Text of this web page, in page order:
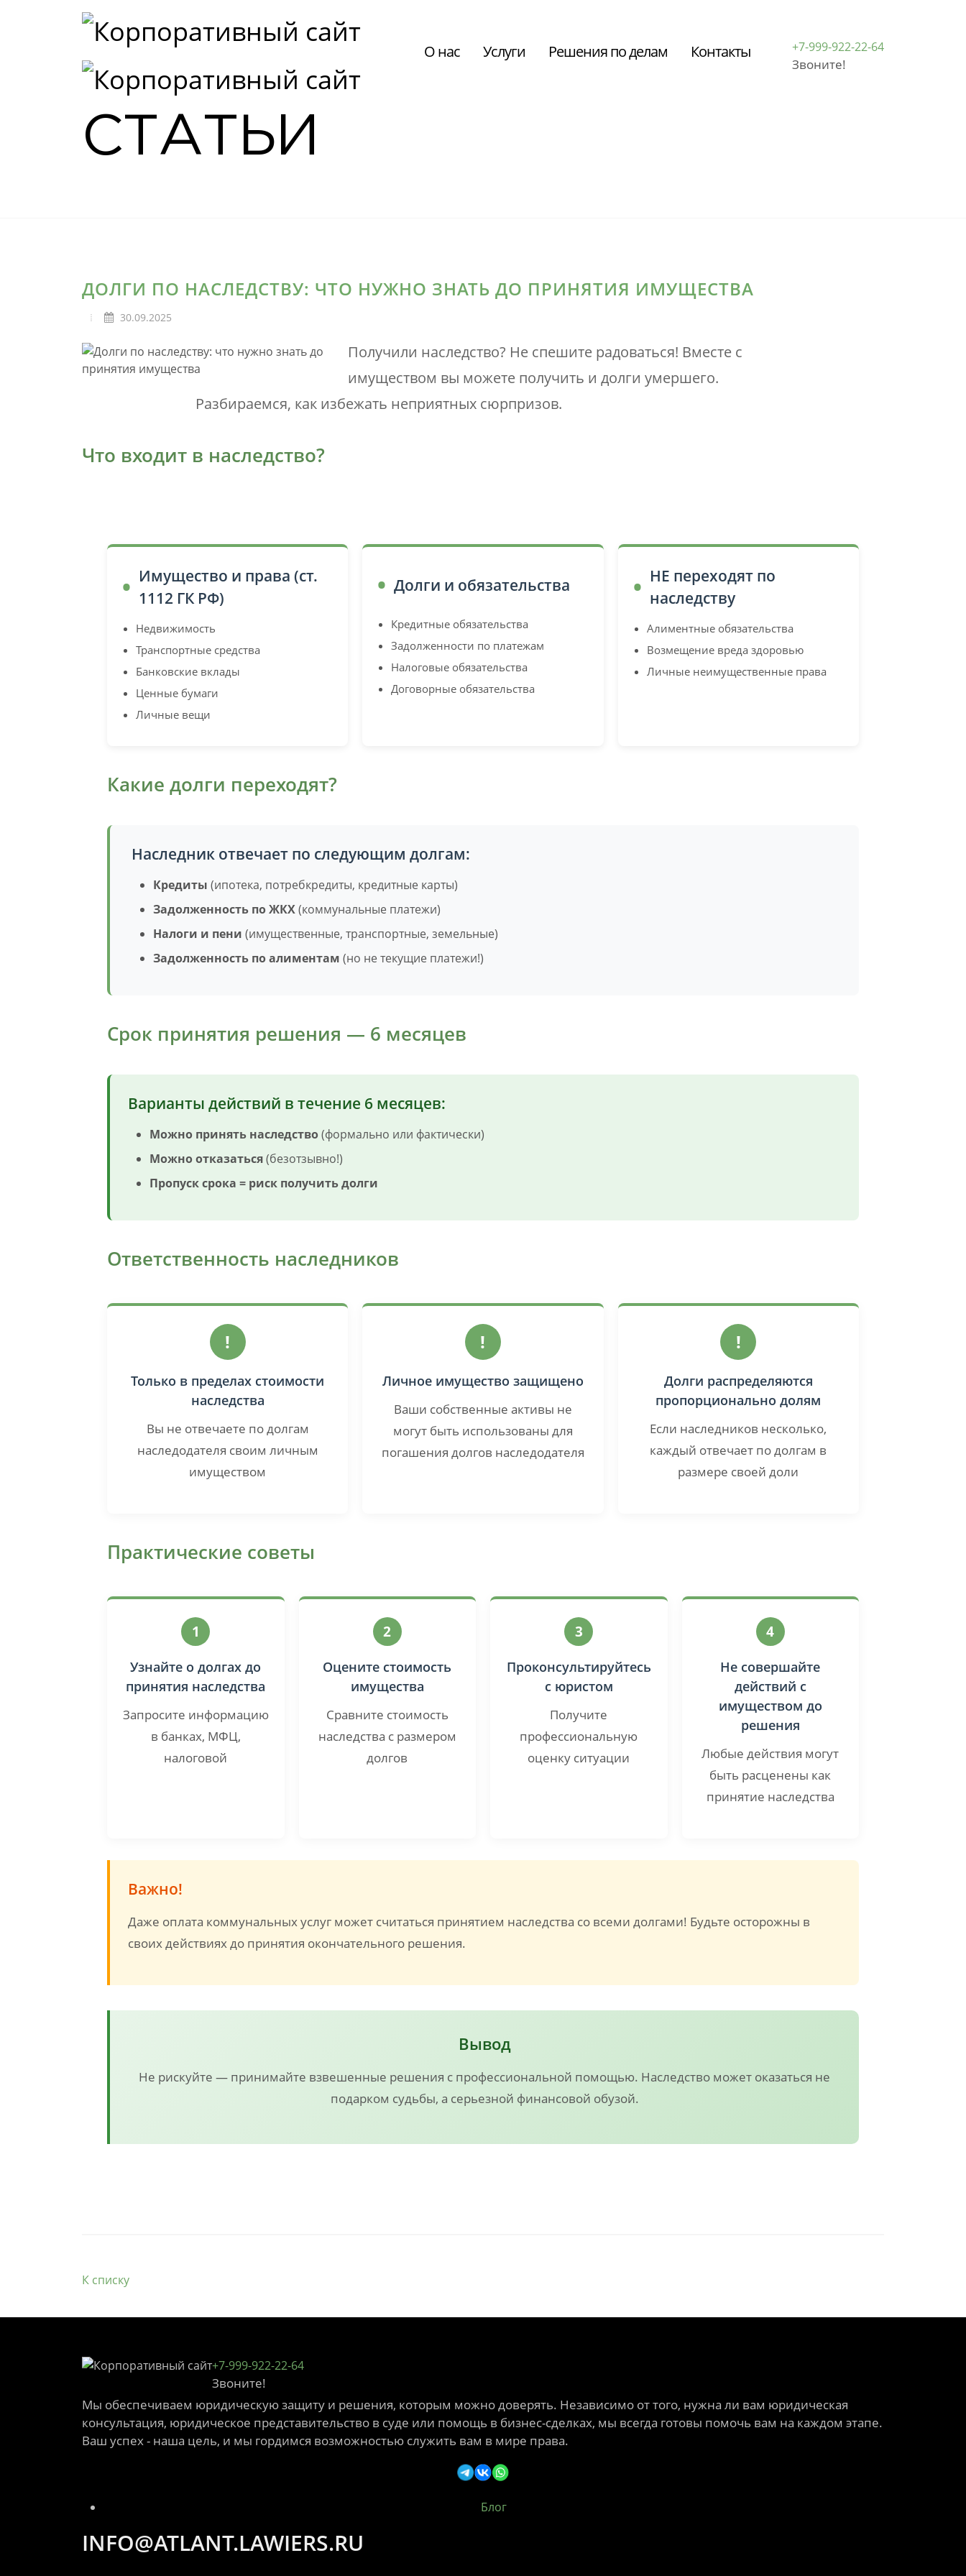
+7-999-922-22-64
Звоните!
О нас Услуги Решения по делам Контакты
СТАТЬИ
ДОЛГИ ПО НАСЛЕДСТВУ: ЧТО НУЖНО ЗНАТЬ ДО ПРИНЯТИЯ ИМУЩЕСТВА
30.09.2025
Получили наследство? Не спешите радоваться! Вместе с
имуществом вы можете получить и долги умершего.
Разбираемся, как избежать неприятных сюрпризов.
Что входит в наследство?
Имущество и права (ст.
1112 ГК РФ)
Недвижимость
Транспортные средства
Банковские вклады
Ценные бумаги
Личные вещи
Долги и обязательства
Кредитные обязательства
Задолженности по платежам
Налоговые обязательства
Договорные обязательства
НЕ переходят по
наследству
Алиментные обязательства
Возмещение вреда здоровью
Личные неимущественные права
Какие долги переходят?
Наследник отвечает по следующим долгам:
Кредиты (ипотека, потребкредиты, кредитные карты)
Задолженность по ЖКХ(коммунальные платежи)
Налоги и пени (имущественные, транспортные, земельные)
Задолженность по алиментам (но не текущие платежи!)
Срок принятия решения — 6 месяцев
Варианты действий в течение 6 месяцев:
Можно принять наследство(формально или фактически)
Можно отказаться(безотзывно!)
Пропуск срока = риск получить долги
Ответственность наследников
!
Только в пределах стоимости
наследства
Вы не отвечаете по долгам
наследодателя своим личным
имуществом
!
Личное имущество защищено
Ваши собственные активы не
могут быть использованы для
погашения долгов наследодателя
!
Долги распределяются
пропорционально долям
Если наследников несколько,
каждый отвечает по долгам в
размере своей доли
Практические советы
1
Узнайте о долгах до
принятия наследства
Запросите информацию
в банках, МФЦ,
налоговой
2
Оцените стоимость
имущества
Сравните стоимость
наследства с размером
долгов
3
Проконсультируйтесь
с юристом
Получите
профессиональную
оценку ситуации
4
Не совершайте
действий с
имуществом до
решения
Любые действия могут
быть расценены как
принятие наследства
Важно!
Даже оплата коммунальных услуг может считаться принятием наследства со всеми долгами! Будьте осторожны в
своих действиях до принятия окончательного решения.
Вывод
Не рискуйте — принимайте взвешенные решения с профессиональной помощью. Наследство может оказаться не
подарком судьбы, а серьезной финансовой обузой.
К списку
+7-999-922-22-64
Звоните!
Мы обеспечиваем юридическую защиту и решения, которым можно доверять. Независимо от того, нужна ли вам юридическая
консультация, юридическое представительство в суде или помощь в бизнес-сделках, мы всегда готовы помочь вам на каждом этапе.
Ваш успех - наша цель, и мы гордимся возможностью служить вам в мире права.
Блог
INFO@ATLANT.LAWIERS.RU